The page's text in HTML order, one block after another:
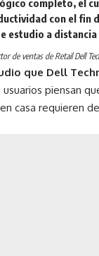
completo, el
con el fin
estudio a distancia
de ventas de Retail Dell
que Dell
usuarios piensan
casa requieren